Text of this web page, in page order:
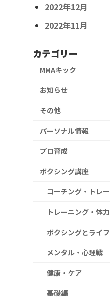
2022年12月
2022年11月
カテゴリー
MMAキック
お知らせ
その他
パーソナル情報
プロ育成
ボクシング講座
コーチング・トレ
トレーニング・体
ボクシングとライ
メンタル・心理戦
健康・ケア
基礎編